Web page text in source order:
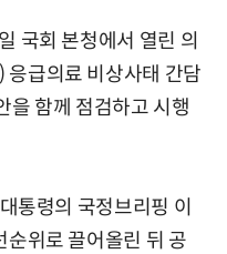
국회 본청에서 열린 의
급의료 비상사태 간담
을 함께 점검하고 시행
통령의 국정브리핑 이
순위로 끌어올린 뒤 공